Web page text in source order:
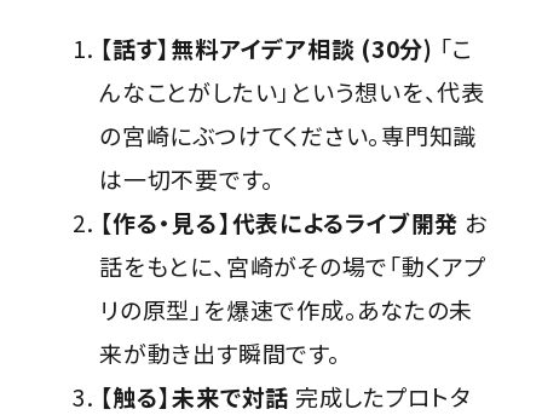
【話す】無料アイデア相談 (30分) 「こ
んなことがしたい」という想いを、代表
の宮崎にぶつけてください。専門知識
は一切不要です。
【作る・見る】代表によるライブ開発 お
話をもとに、宮崎がその場で「動くアプ
リの原型」を爆速で作成。あなたの未
来が動き出す瞬間です。
【触る】未来で対話 完成したプロトタ